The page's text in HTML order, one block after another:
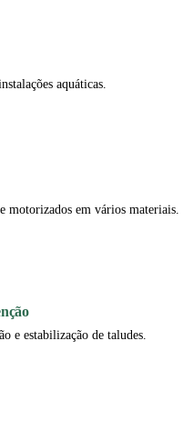
aquáticas.
motorizados em vários materiais.
e estabilização de taludes.